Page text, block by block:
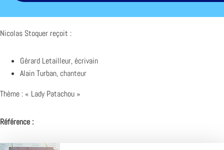
Nicolas Stoquer reçoit :
Gérard Letailleur, écrivain
Alain Turban, chanteur
Thème : « Lady Patachou »
Référence :